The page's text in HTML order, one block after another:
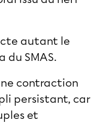
autant le
du SMAS.
contraction
persistant, car
et